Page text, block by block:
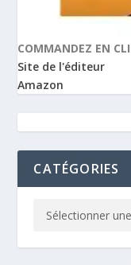
COMMANDEZ EN
Site de l'éditeur
Amazon
CATÉGORIES